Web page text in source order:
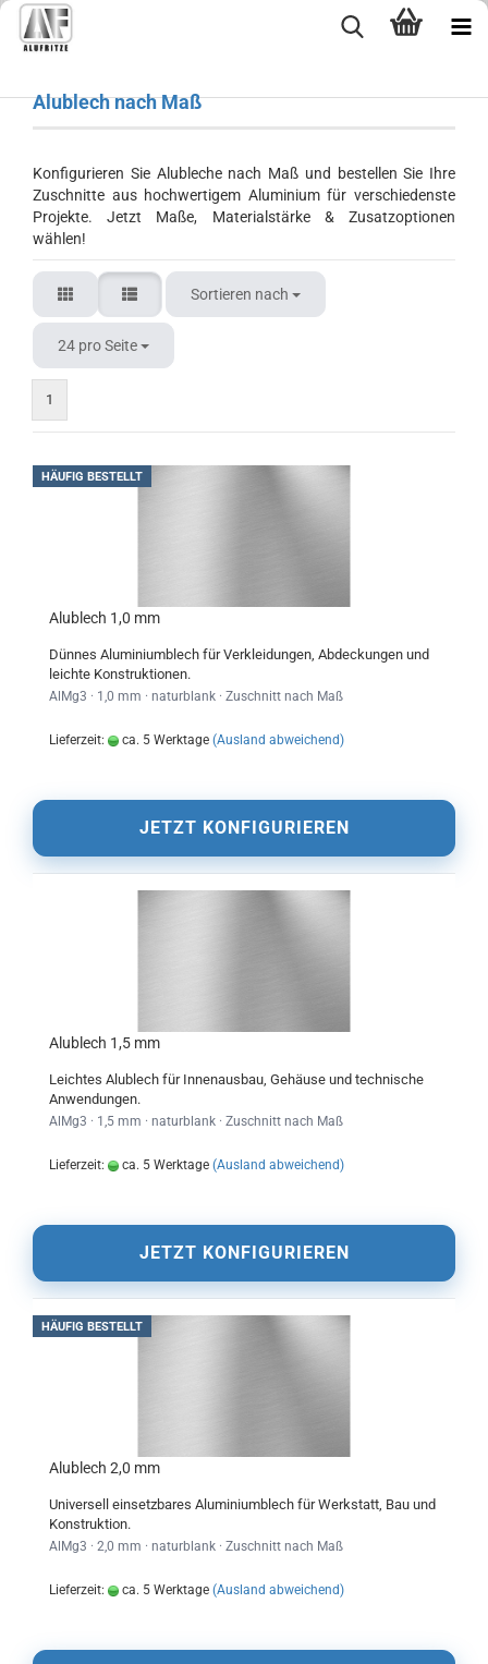
Alublech nach Maß
Konfigurieren Sie Alubleche nach Maß und bestellen Sie Ihre
Zuschnitte aus hochwertigem Aluminium für verschiedenste
Projekte. Jetzt Maße, Materialstärke & Zusatzoptionen
wählen!
Sortieren nach
24 pro Seite
1
HÄUFIG BESTELLT
Alublech 1,0 mm
Dünnes Aluminiumblech für Verkleidungen, Abdeckungen und
leichte Konstruktionen.
AlMg3 · 1,0 mm · naturblank · Zuschnitt nach Maß
Lieferzeit: ca. 5 Werktage (Ausland abweichend)
JETZT KONFIGURIEREN
Alublech 1,5 mm
Leichtes Alublech für Innenausbau, Gehäuse und technische
Anwendungen.
AlMg3 · 1,5 mm · naturblank · Zuschnitt nach Maß
Lieferzeit: ca. 5 Werktage (Ausland abweichend)
JETZT KONFIGURIEREN
HÄUFIG BESTELLT
Alublech 2,0 mm
Universell einsetzbares Aluminiumblech für Werkstatt, Bau und
Konstruktion.
AlMg3 · 2,0 mm · naturblank · Zuschnitt nach Maß
Lieferzeit: ca. 5 Werktage (Ausland abweichend)